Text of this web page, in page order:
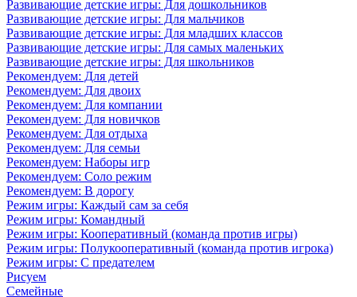
Развивающие детские игры: Для дошкольников
Развивающие детские игры: Для мальчиков
Развивающие детские игры: Для младших классов
Развивающие детские игры: Для самых маленьких
Развивающие детские игры: Для школьников
Рекомендуем: Для детей
Рекомендуем: Для двоих
Рекомендуем: Для компании
Рекомендуем: Для новичков
Рекомендуем: Для отдыха
Рекомендуем: Для семьи
Рекомендуем: Наборы игр
Рекомендуем: Соло режим
Рекомендуем: В дорогу
Режим игры: Каждый сам за себя
Режим игры: Командный
Режим игры: Кооперативный (команда против игры)
Режим игры: Полукооперативный (команда против игрока)
Режим игры: С предателем
Рисуем
Семейные